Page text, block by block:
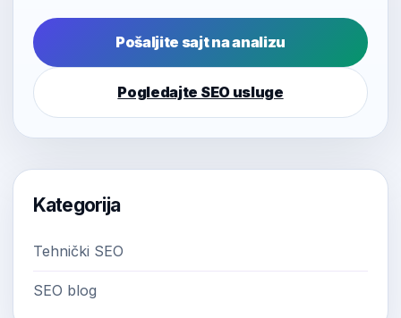
Pošaljite sajt na analizu
Pogledajte SEO usluge
Kategorija
Tehnički SEO
SEO blog